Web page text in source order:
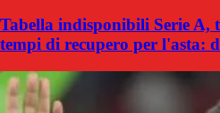
Tabella indisponibili Serie
tempi di recupero per l'asta: